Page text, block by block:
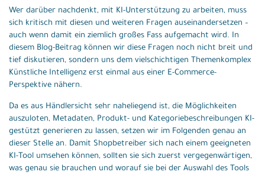
Wer darüber nachdenkt, mit KI-Unterstützung zu arbeiten, muss
sich kritisch mit diesen und weiteren Fragen auseinandersetzen –
auch wenn damit ein ziemlich großes Fass aufgemacht wird. In
diesem Blog-Beitrag können wir diese Fragen noch nicht breit und
tief diskutieren, sondern uns dem vielschichtigen Themenkomplex
Künstliche Intelligenz erst einmal aus einer E-Commerce-
Perspektive nähern.
Da es aus Händlersicht sehr naheliegend ist, die Möglichkeiten
auszuloten, Metadaten, Produkt- und Kategoriebeschreibungen KI-
gestützt generieren zu lassen, setzen wir im Folgenden genau an
dieser Stelle an. Damit Shopbetreiber sich nach einem geeigneten
KI-Tool umsehen können, sollten sie sich zuerst vergegenwärtigen,
was genau sie brauchen und worauf sie bei der Auswahl des Tools